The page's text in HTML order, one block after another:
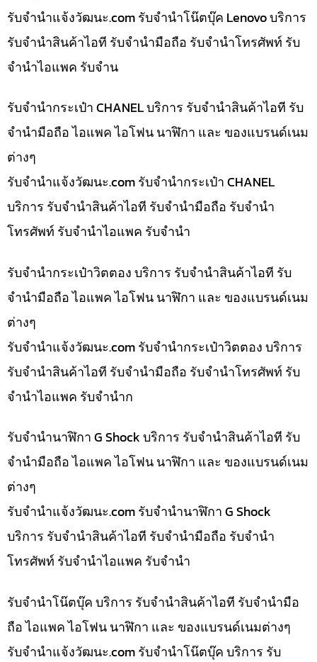
รับจํานําแจ้งวัฒนะ.com รับจำนำโน๊ตบุ๊ค Lenovo บริการ
รับจำนำสินค้าไอที รับจำนำมือถือ รับจำนำโทรศัพท์ รับ
จำนำไอแพค รับจำน
รับจำนำกระเป๋า CHANEL บริการ รับจำนำสินค้าไอที รับ
จำนำมือถือ ไอแพค ไอโฟน นาฬิกา และ ของแบรนด์เนม
ต่างๆ
รับจํานําแจ้งวัฒนะ.com รับจำนำกระเป๋า CHANEL
บริการ รับจำนำสินค้าไอที รับจำนำมือถือ รับจำนำ
โทรศัพท์ รับจำนำไอแพค รับจำนำ
รับจำนำกระเป๋าวิตตอง บริการ รับจำนำสินค้าไอที รับ
จำนำมือถือ ไอแพค ไอโฟน นาฬิกา และ ของแบรนด์เนม
ต่างๆ
รับจํานําแจ้งวัฒนะ.com รับจำนำกระเป๋าวิตตอง บริการ
รับจำนำสินค้าไอที รับจำนำมือถือ รับจำนำโทรศัพท์ รับ
จำนำไอแพค รับจำนำก
รับจำนำนาฬิกา G Shock บริการ รับจำนำสินค้าไอที รับ
จำนำมือถือ ไอแพค ไอโฟน นาฬิกา และ ของแบรนด์เนม
ต่างๆ
รับจํานําแจ้งวัฒนะ.com รับจำนำนาฬิกา G Shock
บริการ รับจำนำสินค้าไอที รับจำนำมือถือ รับจำนำ
โทรศัพท์ รับจำนำไอแพค รับจำนำ
รับจำนำโน๊ตบุ๊ค บริการ รับจำนำสินค้าไอที รับจำนำมือ
ถือ ไอแพค ไอโฟน นาฬิกา และ ของแบรนด์เนมต่างๆ
รับจํานําแจ้งวัฒนะ.com รับจำนำโน๊ตบุ๊ค บริการ รับ